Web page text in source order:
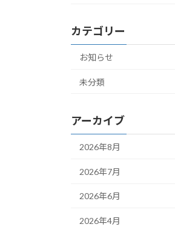
カテゴリー
お知らせ
未分類
アーカイブ
2026年8月
2026年7月
2026年6月
2026年4月